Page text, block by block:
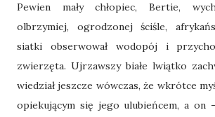
Pewien mały chłopiec, Bertie,
olbrzymiej, ogrodzonej ściśle,
siatki obserwował wodopój i
zwierzęta. Ujrzawszy białe lwiątko
wiedział jeszcze wówczas, że wkrótce
opiekującym się jego ulubieńcem, a on